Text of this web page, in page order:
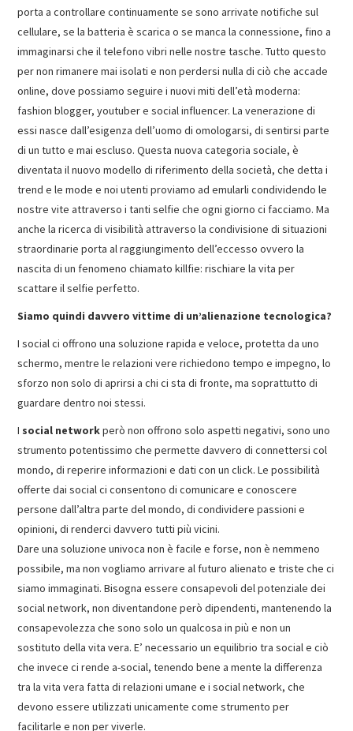
porta a controllare continuamente se sono arrivate notifiche sul
cellulare, se la batteria è scarica o se manca la connessione, fino a
immaginarsi che il telefono vibri nelle nostre tasche. Tutto questo
per non rimanere mai isolati e non perdersi nulla di ciò che accade
online, dove possiamo seguire i nuovi miti dell’età moderna:
fashion blogger, youtuber e social influencer. La venerazione di
essi nasce dall’esigenza dell’uomo di omologarsi, di sentirsi parte
di un tutto e mai escluso. Questa nuova categoria sociale, è
diventata il nuovo modello di riferimento della società, che detta i
trend e le mode e noi utenti proviamo ad emularli condividendo le
nostre vite attraverso i tanti selfie che ogni giorno ci facciamo. Ma
anche la ricerca di visibilità attraverso la condivisione di situazioni
straordinarie porta al raggiungimento dell’eccesso ovvero la
nascita di un fenomeno chiamato killfie: rischiare la vita per
scattare il selfie perfetto.
Siamo quindi davvero vittime di un’alienazione tecnologica?
I social ci offrono una soluzione rapida e veloce, protetta da uno
schermo, mentre le relazioni vere richiedono tempo e impegno, lo
sforzo non solo di aprirsi a chi ci sta di fronte, ma soprattutto di
guardare dentro noi stessi.
I social networkperò non offrono solo aspetti negativi, sono uno
strumento potentissimo che permette davvero di connettersi col
mondo, di reperire informazioni e dati con un click. Le possibilità
offerte dai social ci consentono di comunicare e conoscere
persone dall’altra parte del mondo, di condividere passioni e
opinioni, di renderci davvero tutti più vicini.
Dare una soluzione univoca non è facile e forse, non è nemmeno
possibile, ma non vogliamo arrivare al futuro alienato e triste che ci
siamo immaginati. Bisogna essere consapevoli del potenziale dei
social network, non diventandone però dipendenti, mantenendo la
consapevolezza che sono solo un qualcosa in più e non un
sostituto della vita vera. E’ necessario un equilibrio tra social e ciò
che invece ci rende a-social, tenendo bene a mente la differenza
tra la vita vera fatta di relazioni umane e i social network, che
devono essere utilizzati unicamente come strumento per
facilitarle e non per viverle.